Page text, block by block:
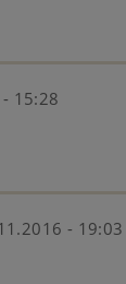
15:28
- 19:03